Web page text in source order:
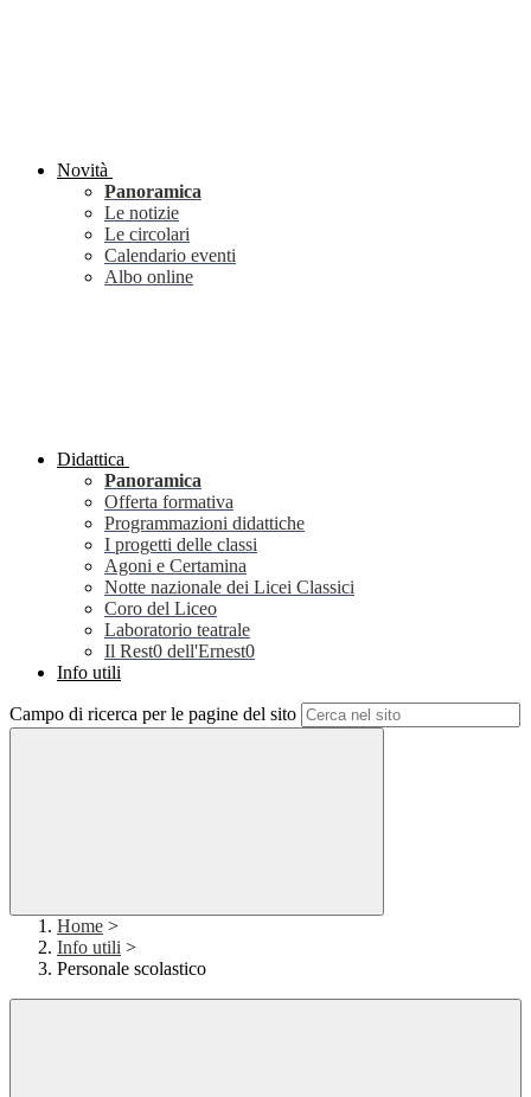
Novità
Panoramica
Le notizie
Le circolari
Calendario eventi
Albo online
Didattica
Panoramica
Offerta formativa
Programmazioni didattiche
I progetti delle classi
Agoni e Certamina
Notte nazionale dei Licei Classici
Coro del Liceo
Laboratorio teatrale
Il Rest0 dell'Ernest0
Info utili
Campo di ricerca per le pagine del sito
Home >
Info utili >
Personale scolastico